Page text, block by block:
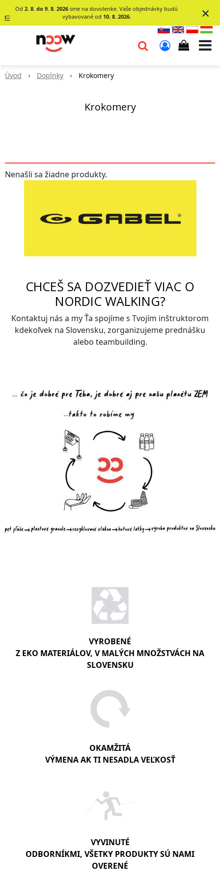
Od2. 8. do 9. 8. 2026 sme na dovolenke. Vaše objednávky budú
vybavované od 10. 8. 2026. ×
0903620260
Úvod Doplnky Krokomery
Krokomery
Nenašli sa žiadne produkty.
CHCEŠ SA DOZVEDIEŤ VIAC O
NORDIC WALKING?
Kontaktuj nás a my Ťa spojíme s Tvojím inštruktorom
kdekoľvek na Slovensku, zorganizujeme prednášku
alebo teambuilding.
VYROBENÉ
Z EKO MATERIÁLOV, V MALÝCH MNOŽSTVÁCH NA
SLOVENSKU
OKAMŽITÁ
VÝMENA AK TI NESADLA VEĽKOSŤ
VYVINUTÉ
ODBORNÍKMI, VŠETKY PRODUKTY SÚ NAMI
OVERENÉ